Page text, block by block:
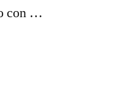
con …